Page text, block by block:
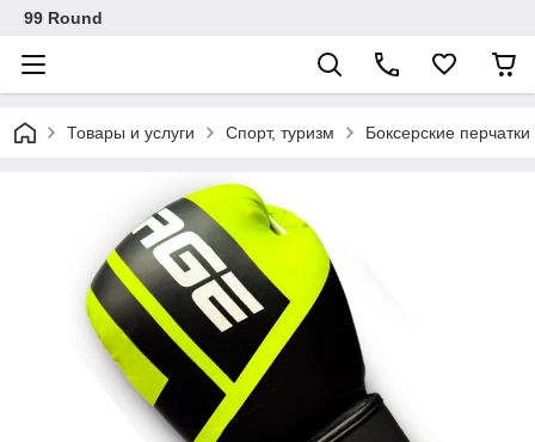
99 Round
Товары и услуги Спорт, туризм Боксерские перчатки